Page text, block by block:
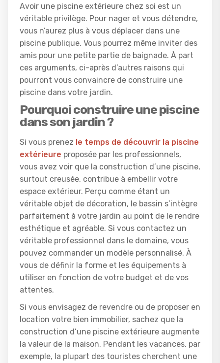
Avoir une piscine extérieure chez soi est un
véritable privilège. Pour nager et vous détendre,
vous n’aurez plus à vous déplacer dans une
piscine publique. Vous pourrez même inviter des
amis pour une petite partie de baignade. À part
ces arguments, ci-après d’autres raisons qui
pourront vous convaincre de construire une
piscine dans votre jardin.
Pourquoi construire une piscine
dans son jardin ?
Si vous prenez le temps de découvrir la piscine
extérieure proposée par les professionnels,
vous avez voir que la construction d’une piscine,
surtout creusée, contribue à embellir votre
espace extérieur. Perçu comme étant un
véritable objet de décoration, le bassin s’intègre
parfaitement à votre jardin au point de le rendre
esthétique et agréable. Si vous contactez un
véritable professionnel dans le domaine, vous
pouvez commander un modèle personnalisé. À
vous de définir la forme et les équipements à
utiliser en fonction de votre budget et de vos
attentes.
Si vous envisagez de revendre ou de proposer en
location votre bien immobilier, sachez que la
construction d’une piscine extérieure augmente
la valeur de la maison. Pendant les vacances, par
exemple, la plupart des touristes cherchent une